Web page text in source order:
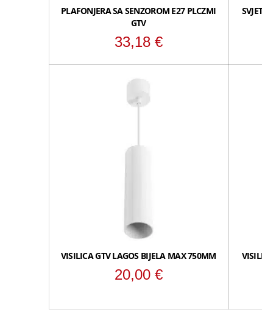
PLAFONJERA SA SENZOROM E27 PLCZMI
GTV
33,18 €
VISILICA GTV LAGOS BIJELA MAX 750MM
20,00 €